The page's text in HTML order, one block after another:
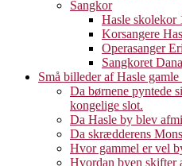
Sangkor
Hasle skolekor
Korsangere
Operasanger
Sangkoret
Små billeder af Hasle
Da børnene pyntede
kongelige slot.
Da Hasle by blev
Da skrædderens
Hvor gammel er vel
Hvordan byen skifter